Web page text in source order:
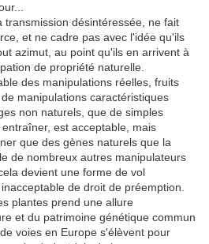
transmission désintéressée, ne fait
et ne cadre pas avec l'idée qu'ils
azimut, au point qu'ils en arrivent à
de propriété naturelle.
des manipulations réelles, fruits
manipulations caractéristiques
non naturels, que de simples
est acceptable, mais
que des gènes naturels que la
de nombreux autres manipulateurs
devient une forme de vol
de droit de préemption.
plantes prend une allure
et du patrimoine génétique commun
voies en Europe s'élèvent pour